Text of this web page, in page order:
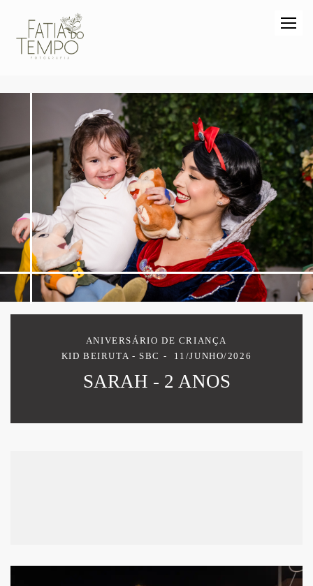
ANIVERSÁRIO DE CRIANÇA
KID BEIRUTA - SBC
11/JUNHO/2026
SARAH - 2 ANOS